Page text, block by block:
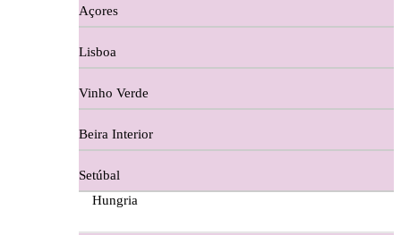
Digestivos
Divai - Alentejo
Dona Sancha Dão
Doroteia Douro
Ermelinda Freitas - Setubal
Açores
Lisboa
Vinho Verde
Beira Interior
Setúbal
Hungria